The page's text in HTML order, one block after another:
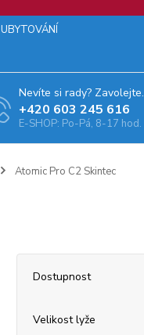
UBYTOVÁNÍ
Nevíte si rady? Zavolejte.
+‭420 603 245 616‬
E-SHOP: Po-Pá, 8-17 hod.
Atomic Pro C2 Skintec
Dostupnost
Velikost lyže